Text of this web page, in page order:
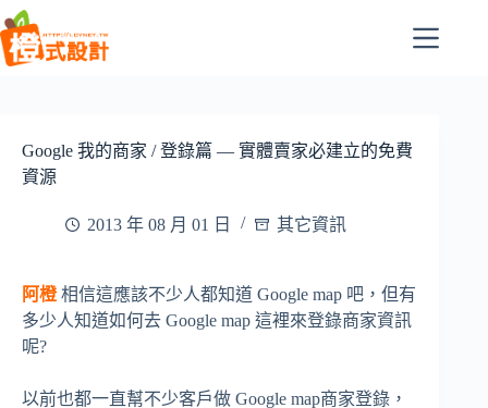
跳
至
主
Google 我的商家 / 登錄篇 — 實體賣家必建立的免費
資源
2013 年 08 月 01 日 其它資訊
阿橙相信這應該不少人都知道 Google map 吧，但有
多少人知道如何去 Google map 這裡來登錄商家資訊
呢?
以前也都一直幫不少客戶做 Google map商家登錄，